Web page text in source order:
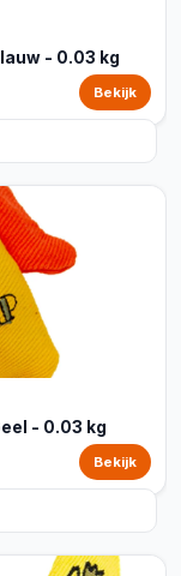
- 0.03 kg
Bekijk
- 0.03 kg
Bekijk